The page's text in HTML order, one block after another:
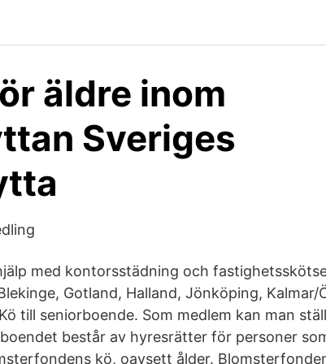
äldre inom
Sveriges
med kontorsstädning och
Gotland, Halland, Jönköping, Kalmar/
till seniorboende. Som medlem kan man
består av hyresrätter för personer
kö, oavsett ålder.